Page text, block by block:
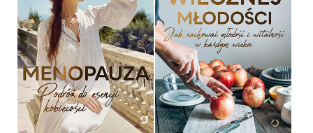
MENOPAUZA
AGNIESZKA MACIĄG
OPRAWA TWARDA
59,90 ZŁ
SMAK WIECZNEJ
MŁODOŚCI
AGNIESZKA MACIĄG
OPRAWA TWARDA
49,90 ZŁ